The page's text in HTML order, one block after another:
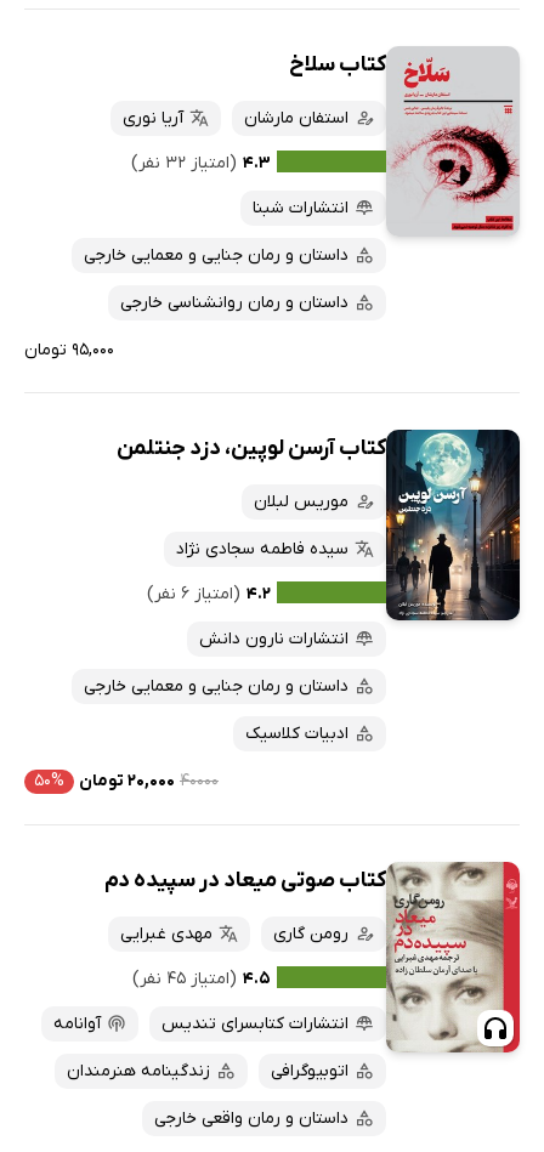
کتاب سلاخ
استفان مارشان
آریا نوری
۴.۳ (امتیاز ۳۲ نفر)
انتشارات شبنا
داستان و رمان جنایی و معمایی خارجی
داستان و رمان روانشناسی خارجی
۹۵,۰۰۰ تومان
کتاب آرسن لوپین، دزد جنتلمن
موریس لبلان
سیده فاطمه سجادی نژاد
۴.۲ (امتیاز ۶ نفر)
انتشارات نارون دانش
داستان و رمان جنایی و معمایی خارجی
ادبیات کلاسیک
۴۰۰۰۰ ۲۰,۰۰۰ تومان ۵۰%
کتاب صوتی میعاد در سپیده دم
رومن گاری
مهدی غبرایی
۴.۵ (امتیاز ۴۵ نفر)
انتشارات کتابسرای تندیس
آوانامه
اتوبیوگرافی زندگینامه هنرمندان
داستان و رمان واقعی خارجی